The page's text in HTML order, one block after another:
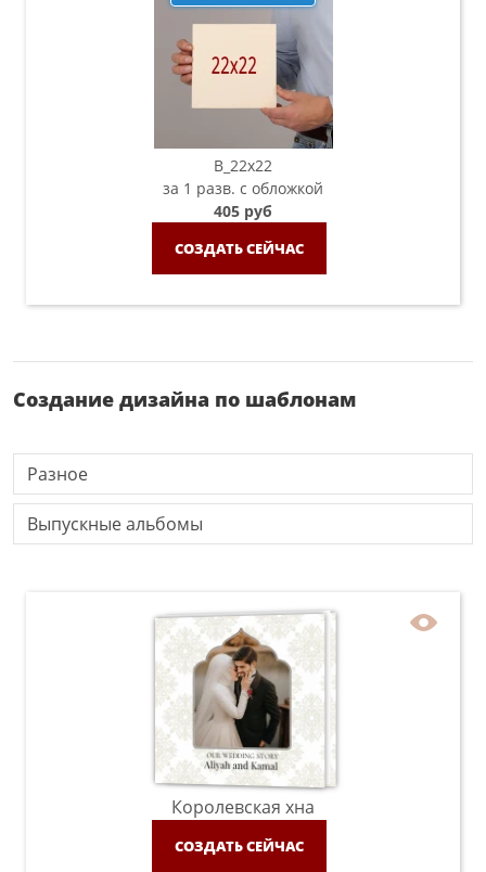
B_22х22
за 1 разв. с обложкой
405 руб
СОЗДАТЬ СЕЙЧАС
Создание дизайна по шаблонам
Разное
Выпускные альбомы
Королевская хна
СОЗДАТЬ СЕЙЧАС